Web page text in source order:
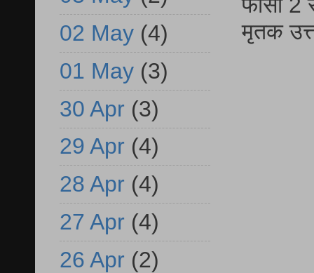
मृतक
02 May (4)
01 May (3)
30 Apr (3)
29 Apr (4)
28 Apr (4)
27 Apr (4)
26 Apr (2)